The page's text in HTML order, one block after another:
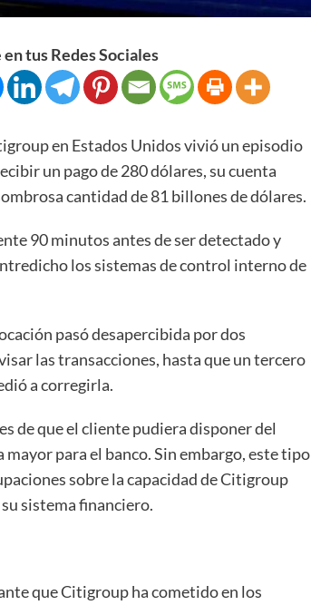
tus Redes Sociales
en Estados Unidos vivió un episodio
un pago de 280 dólares, su cuenta
cantidad de 81 billones de dólares.
90 minutos antes de ser detectado y
los sistemas de control interno de
pasó desapercibida por dos
las transacciones, hasta que un tercero
a corregirla.
de que el cliente pudiera disponer del
para el banco. Sin embargo, este tipo
sobre la capacidad de Citigroup
sistema financiero.
que Citigroup ha cometido en los